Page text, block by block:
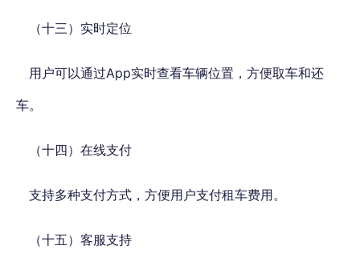
（十三）实时定位
用户可以通过App实时查看车辆位置，方便取车和还
车。
（十四）在线支付
支持多种支付方式，方便用户支付租车费用。
（十五）客服支持